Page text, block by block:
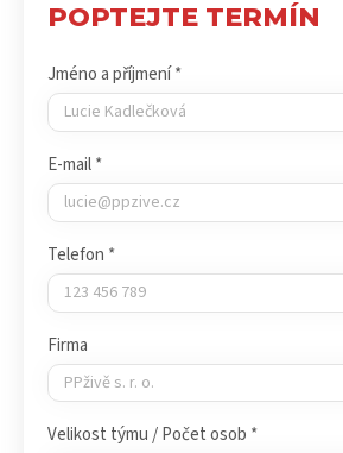
POPTEJTE TERMÍN
Jméno a příjmení *
E-mail *
Telefon *
Firma
Velikost týmu / Počet osob *